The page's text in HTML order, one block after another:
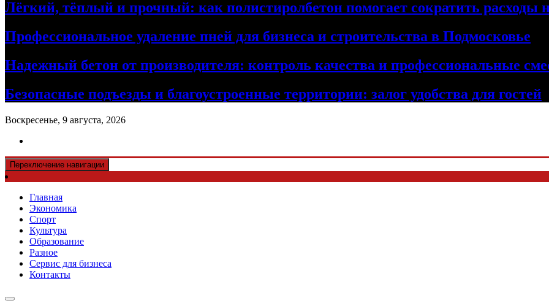
Лёгкий, тёплый и прочный: как полистиролбетон помогает сократить расходы
Профессиональное удаление пней для бизнеса и строительства в Подмосковье
Надежный бетон от производителя: контроль качества и профессиональные
Безопасные подъезды и благоустроенные территории: залог удобства для гостей
Воскресенье, 9 августа, 2026
Переключение навигации
Главная
Экономика
Спорт
Культура
Образование
Разное
Сервис для бизнеса
Контакты